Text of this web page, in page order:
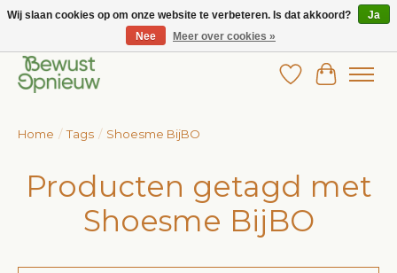
Wij bieden het grootste aanbod in betaalbare kinderkleding!
Verlanglijst
Home / Tags / Shoesme BijBO
Producten getagd met
Shoesme BijBO
Wij slaan cookies op om onze website te verbeteren. Is dat akkoord?
Ja
Nee
Meer over cookies »